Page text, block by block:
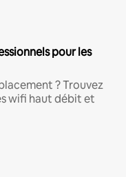
pour les
? Trouvez
wifi haut débit et